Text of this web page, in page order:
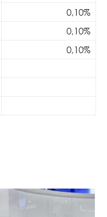
0,10%
0,10%
0,10%